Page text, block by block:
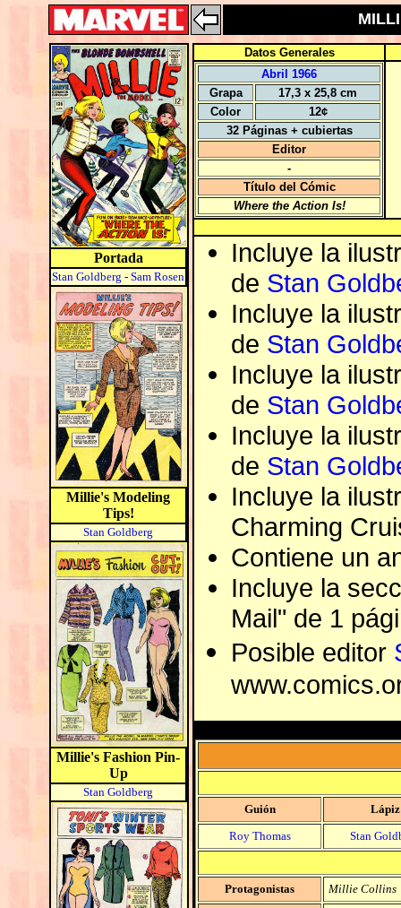
Portada
Stan Goldberg - Sam Rosen
Millie's Modeling
Tips!
Stan Goldberg
Millie's Fashion Pin-
Up
Stan Goldberg
Datos Generales
Abril 1966
Grapa
17,3 x 25,8 cm
Color
12¢
32 Páginas + cubiertas
Editor
-
Título del Cómic
Where the Action Is!
Incluye la
de Stan
Incluye la
de Stan
Incluye la
de Stan
Incluye la
de Stan
Incluye la
Charming
Contiene un
Incluye la
Mail" de 1
Posible editor
Guión
Lápiz
Roy Thomas
Stan
Protagonistas
Millie Collins